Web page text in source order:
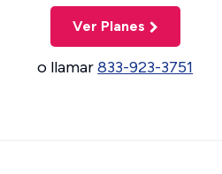
Ver Planes
o llamar833-923-3751